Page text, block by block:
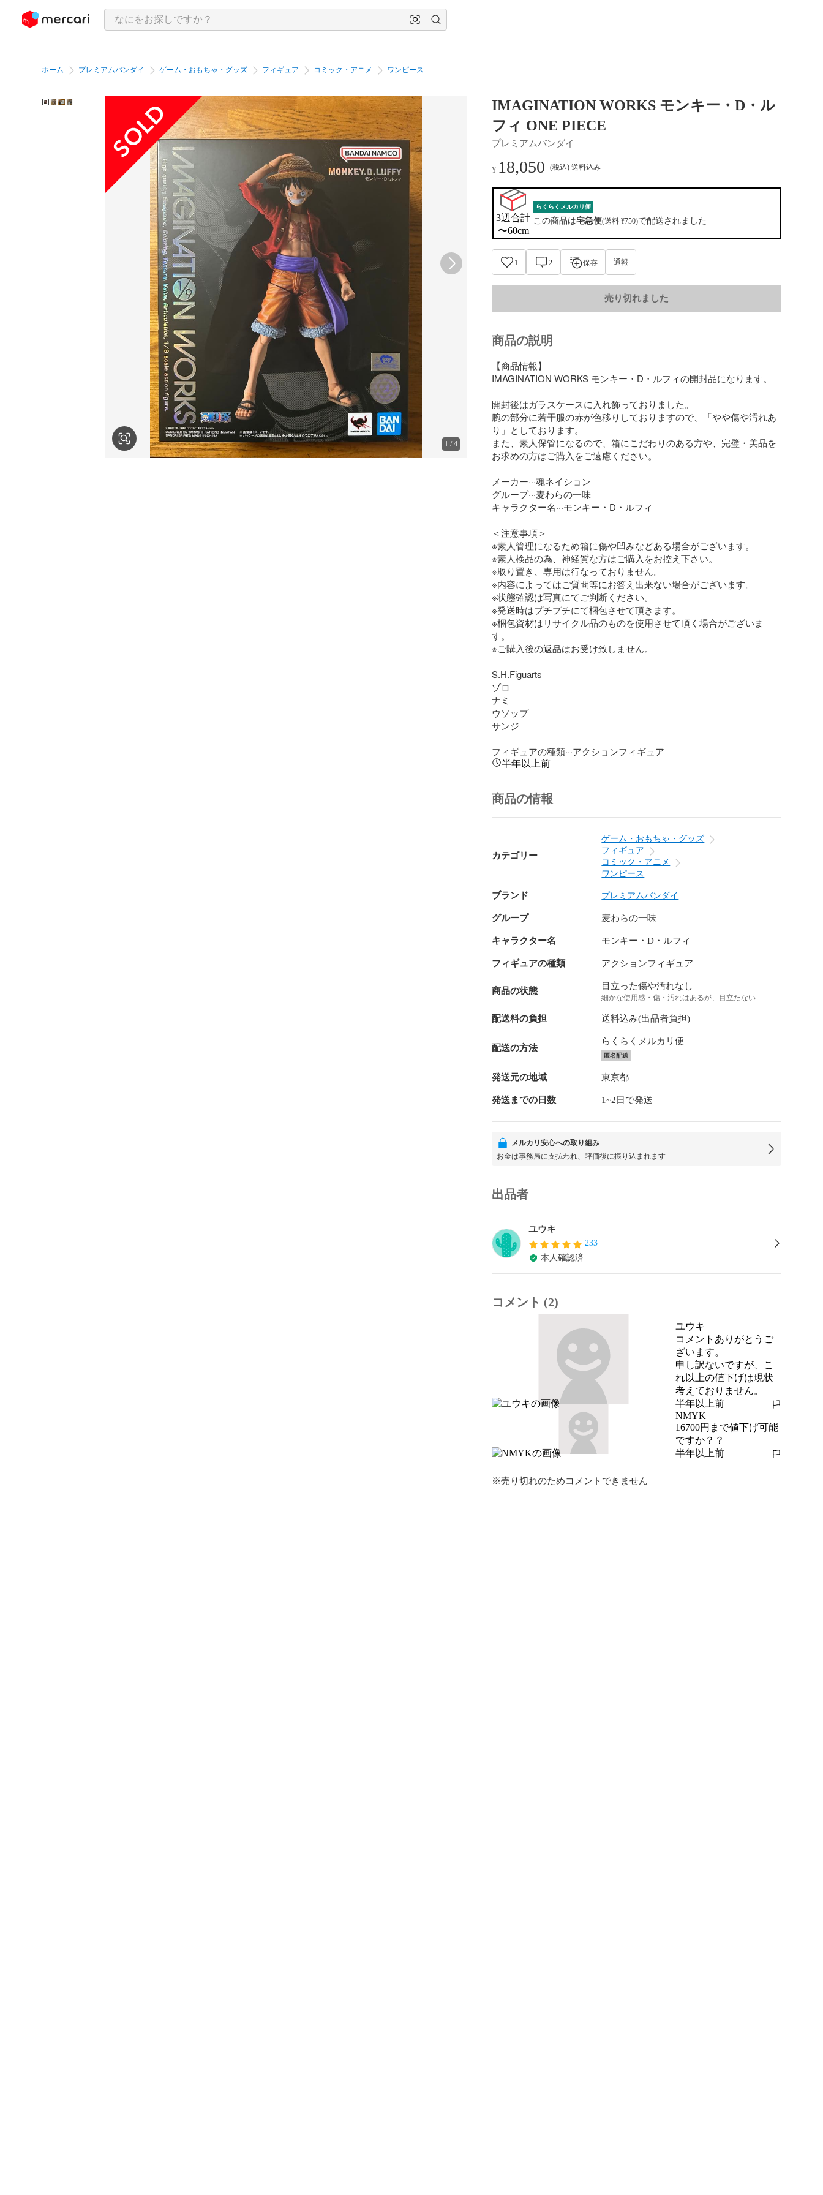
ツにスキップ
ホーム プレミアムバンダイ ゲーム・おもちゃ・グッズ フィギュア コミック・アニメ ワンピース
1 /4
IMAGINATION WORKS モンキー・D・ル
フィ ONE PIECE
プレミアムバンダイ
¥ 18,050 (税込) 送料込み
3辺合計
〜60cm
らくらくメルカリ便
この商品は宅急便(送料 ¥750)で配送されました
1 2 保存 通報
売り切れました
商品の説明
【商品情報】
IMAGINATION WORKS モンキー・D・ルフィの開封品になります。
開封後はガラスケースに入れ飾っておりました。
腕の部分に若干服の赤が色移りしておりますので、「やや傷や汚れあ
り」としております。
また、素人保管になるので、箱にこだわりのある方や、完璧・美品を
お求めの方はご購入をご遠慮ください。
メーカー···魂ネイション
グループ···麦わらの一味
キャラクター名···モンキー・D・ルフィ
＜注意事項＞
※素人管理になるため箱に傷や凹みなどある場合がございます。
※素人検品の為、神経質な方はご購入をお控え下さい。
※取り置き、専用は行なっておりません。
※内容によってはご質問等にお答え出来ない場合がございます。
※状態確認は写真にてご判断ください。
※発送時はプチプチにて梱包させて頂きます。
※梱包資材はリサイクル品のものを使用させて頂く場合がございま
す。
※ご購入後の返品はお受け致しません。
S.H.Figuarts
ゾロ
ナミ
ウソップ
サンジ
フィギュアの種類···アクションフィギュア
半年以上前
商品の情報
カテゴリー
ゲーム・おもちゃ・グッズ
フィギュア
コミック・アニメ
ワンピース
ブランド プレミアムバンダイ
グループ 麦わらの一味
キャラクター名 モンキー・D・ルフィ
フィギュアの種類 アクションフィギュア
商品の状態 目立った傷や汚れなし
細かな使用感・傷・汚れはあるが、目立たない
配送料の負担 送料込み(出品者負担)
配送の方法
らくらくメルカリ便
匿名配送
発送元の地域 東京都
発送までの日数 1~2日で発送
メルカリ安心への取り組み
お金は事務局に支払われ、評価後に振り込まれます
出品者
ユウキ
233
本人確認済
コメント (2)
ユウキ
コメントありがとうご
ざいます。
申し訳ないですが、こ
れ以上の値下げは現状
考えておりません。
半年以上前
報告する
NMYK
16700円まで値下げ可能
ですか？？
半年以上前
報告する
※売り切れのためコメントできません